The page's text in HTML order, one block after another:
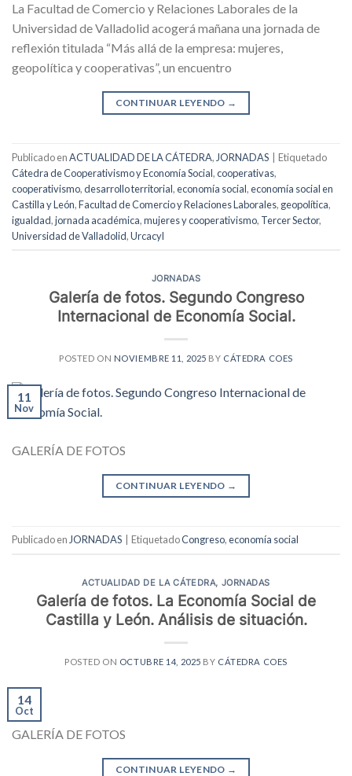
La Facultad de Comercio y Relaciones Laborales de la
Universidad de Valladolid acogerá mañana una jornada de
reflexión titulada “Más allá de la empresa: mujeres,
geopolítica y cooperativas”, un encuentro
CONTINUAR LEYENDO →
Publicado enACTUALIDAD DE LA CÁTEDRA, JORNADAS | Etiquetado
Cátedra de Cooperativismo y Economía Social,cooperativas,
cooperativismo,desarrollo territorial,economía social,economía social en
Castilla y León,Facultad de Comercio y Relaciones Laborales, geopolítica,
igualdad,jornada académica,mujeres y cooperativismo, Tercer Sector,
Universidad de Valladolid,Urcacyl
JORNADAS
Galería de fotos. Segundo Congreso
Internacional de Economía Social.
POSTED ON NOVIEMBRE 11, 2025 BY CÁTEDRA COES
11
Nov
GALERÍA DE FOTOS
CONTINUAR LEYENDO →
Publicado enJORNADAS EtiquetadoCongreso,economía social
ACTUALIDAD DE LA CÁTEDRA, JORNADAS
Galería de fotos. La Economía Social de
Castilla y León. Análisis de situación.
POSTED ON OCTUBRE 14, 2025 BY CÁTEDRA COES
14
Oct
GALERÍA DE FOTOS
CONTINUAR LEYENDO →